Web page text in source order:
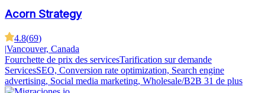
Acorn Strategy
4.8(69)
|Vancouver, Canada
Fourchette de prix des servicesTarification sur demande
ServicesSEO, Conversion rate optimization, Search engine
advertising, Social media marketing, Wholesale/B2B 31 de plus